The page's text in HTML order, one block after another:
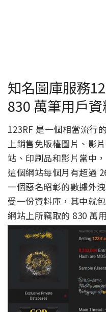
知名圖庫服務
830 萬筆用戶
123RF 是一個相當流行
上銷售免版權圖片、影
站、印刷品和影片當中
這個網站每個月有超過
一個惡名昭彰的數據外
受一份資料庫，其中就
網站上所竊取的 830 萬